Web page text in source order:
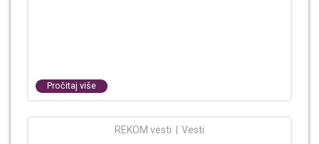
Pročitaj više
REKOM vesti Vesti